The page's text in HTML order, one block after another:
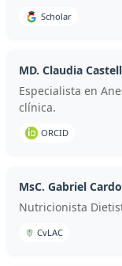
Scholar
MD. Claudia
Especialista en
clínica.
ORCID
MsC. Gabriel
Nutricionista
CvLAC